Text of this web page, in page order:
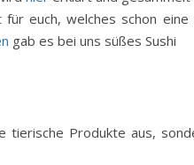
für euch, welches schon
gab es bei uns süßes Sushi
tierische Produkte aus,